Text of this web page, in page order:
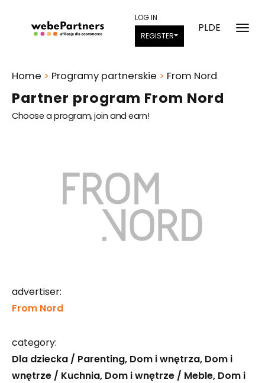
PLDE
LOG IN
REGISTER
Partner program From Nord
Choose a program, join and earn!
Home > Programy partnerskie > From Nord
advertiser:
From Nord
category:
Dla dziecka / Parenting Dom i wnętrza Dom i
wnętrze / Kuchnia Dom i wnętrze / Meble Dom i